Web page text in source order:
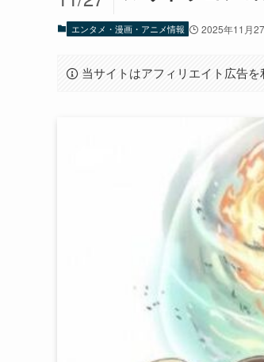
エンタメ・漫画・アニメ情報 2025年11月
当サイトはアフィリエイト広告を